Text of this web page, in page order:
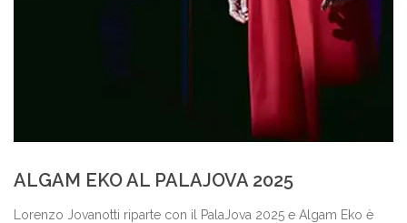
ALGAM EKO AL PALAJOVA 2025
Lorenzo Jovanotti riparte con il PalaJova 2025 e Algam Eko è